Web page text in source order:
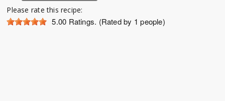
Please rate this recipe:
5.00 Ratings. (Rated by 1 people)